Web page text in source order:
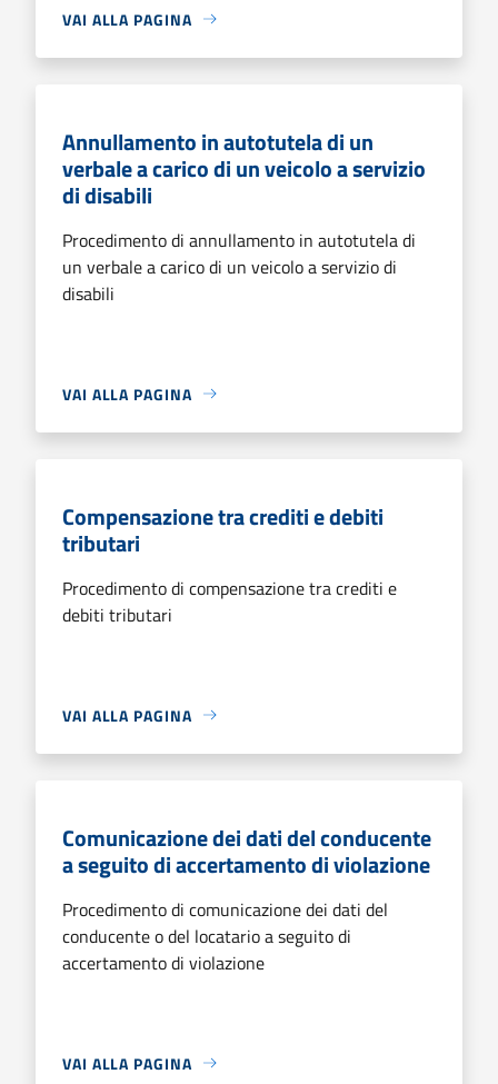
VAI ALLA PAGINA
Annullamento in autotutela di un
verbale a carico di un veicolo a servizio
di disabili
Procedimento di annullamento in autotutela di
un verbale a carico di un veicolo a servizio di
disabili
VAI ALLA PAGINA
Compensazione tra crediti e debiti
tributari
Procedimento di compensazione tra crediti e
debiti tributari
VAI ALLA PAGINA
Comunicazione dei dati del conducente
a seguito di accertamento di violazione
Procedimento di comunicazione dei dati del
conducente o del locatario a seguito di
accertamento di violazione
VAI ALLA PAGINA